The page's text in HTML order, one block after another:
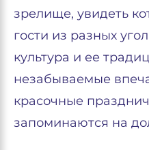
зрелище, увидеть
гости из разных
культура и ее
незабываемые
красочные
запоминаются на